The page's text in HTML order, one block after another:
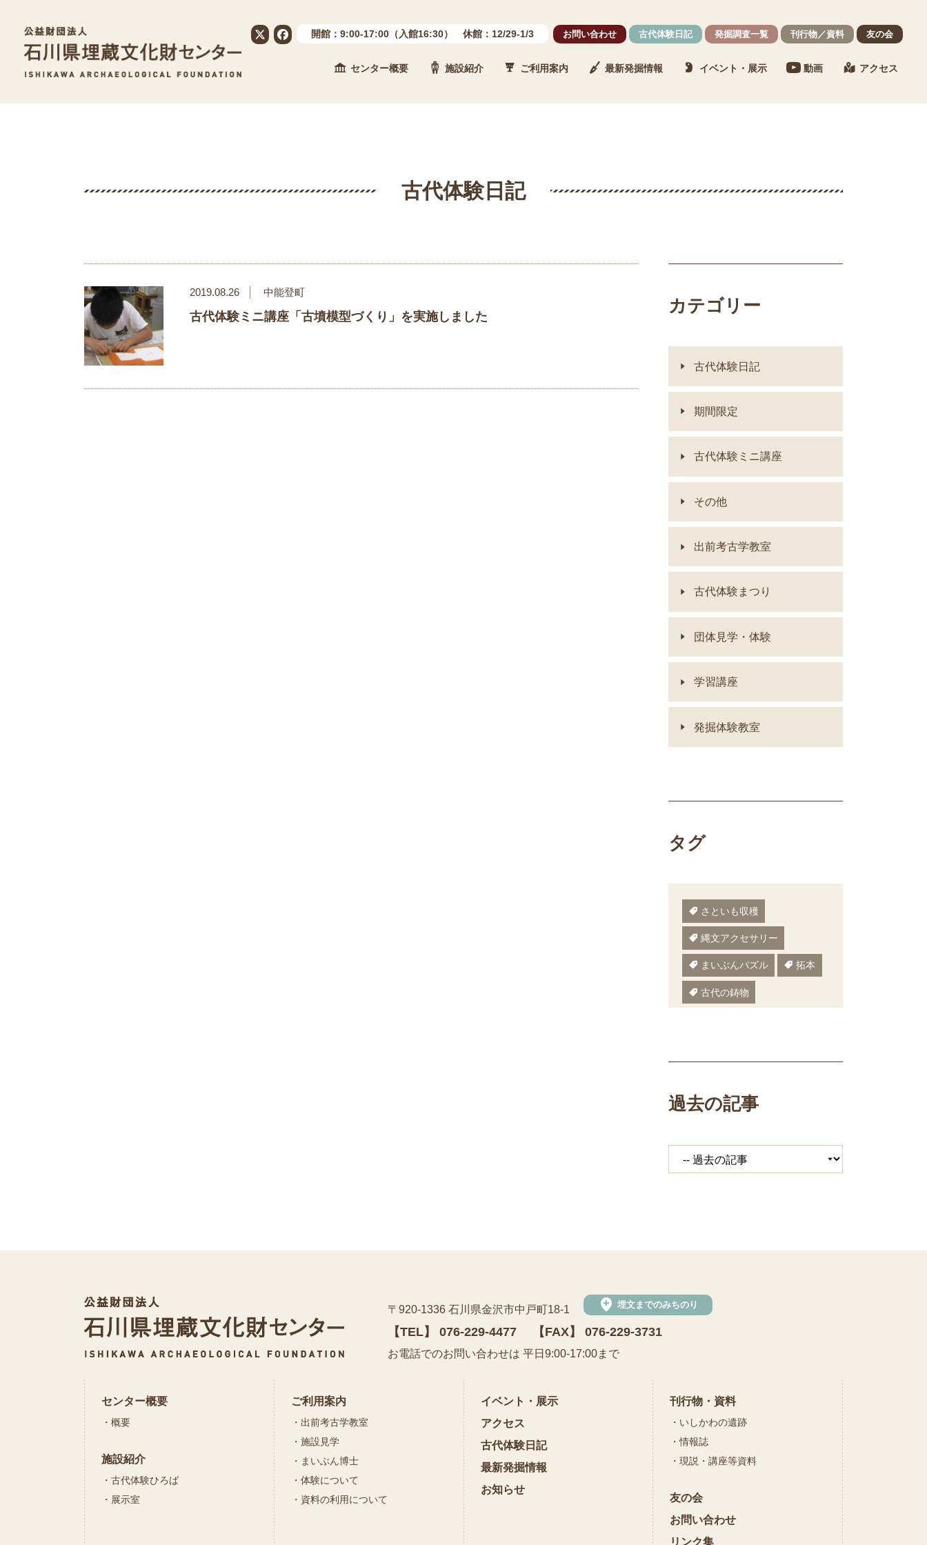
公益財団法人 石川県埋蔵文化財センター
開館：9:00-17:00（入館16:30） 休館：12/29-1/3 お問い合わせ 古代体験日記 発掘調査一覧 刊行物／資料 友の会
センター概要 施設紹介 ご利用案内 最新発掘情報 イベント・展示 動画 アクセス
古代体験日記
2019.08.26 中能登町
古代体験ミニ講座「古墳模型づくり」を実施しました
カテゴリー
古代体験日記
期間限定
古代体験ミニ講座
その他
出前考古学教室
古代体験まつり
団体見学・体験
学習講座
発掘体験教室
タグ
さといも収穫
縄文アクセサリー
まいぶんパズル 拓本
古代の鋳物
縄文鍋 いしかわ埋文
体験工房
田植え
双耳瓶
勾玉
弥生の布づくり
過去の記事
公益財団法人 石川県埋蔵文化財センター
〒920-1336 石川県金沢市中戸町18-1 add_location 埋文までのみちのり
【TEL】 076-229-4477 【FAX】 076-229-3731
お電話でのお問い合わせは 平日9:00-17:00まで
センター概要
概要
施設紹介
古代体験ひろば
展示室
ご利用案内
出前考古学教室
施設見学
まいぶん博士
体験について
資料の利用について
イベント・展示
アクセス
古代体験日記
最新発掘情報
お知らせ
刊行物・資料
いしかわの遺跡
情報誌
現説・講座等資料
友の会
お問い合わせ
リンク集